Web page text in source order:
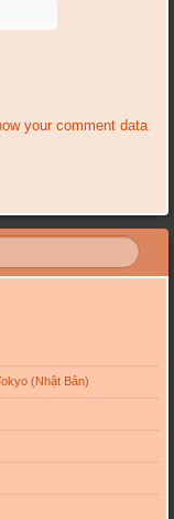
your comment data
(Nhật Bản)